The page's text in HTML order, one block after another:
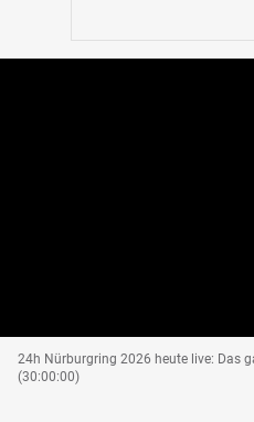
24h Nürburgring 2026 heute live: Das
(30:00:00)